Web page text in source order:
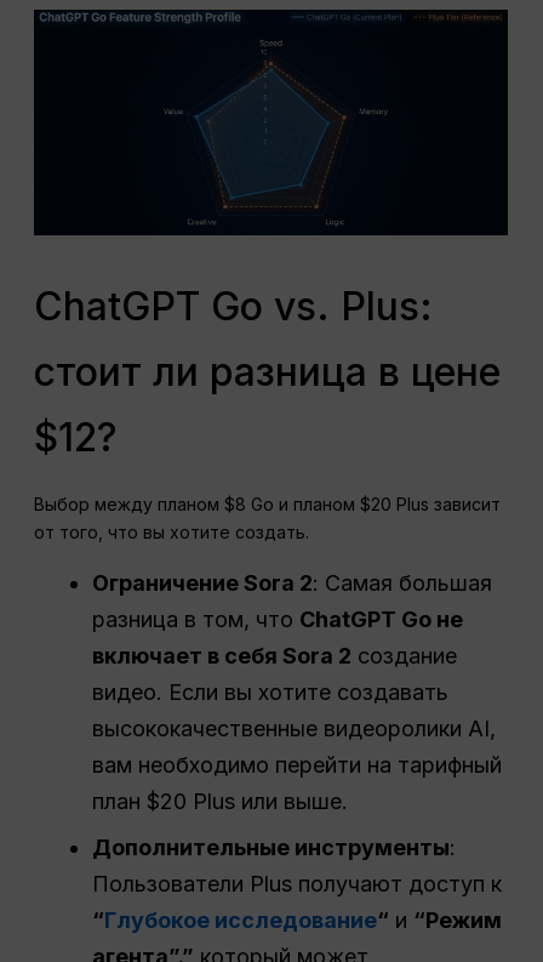
ChatGPT Go vs. Plus:
стоит ли разница в цене
$12?
Выбор между планом $8 Go и планом $20 Plus зависит
от того, что вы хотите создать.
Ограничение Sora 2: Самая большая
разница в том, что ChatGPT Go не
включает в себя Sora 2 создание
видео. Если вы хотите создавать
высококачественные видеоролики AI,
вам необходимо перейти на тарифный
план $20 Plus или выше.
Дополнительные инструменты:
Пользователи Plus получают доступ к
“Глубокое исследование“ и “Режим
агента”.” который может